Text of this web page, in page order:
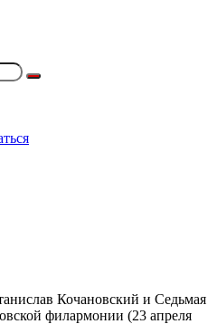
Поиск
Кочановский и Седьмая
филармонии (23 апреля